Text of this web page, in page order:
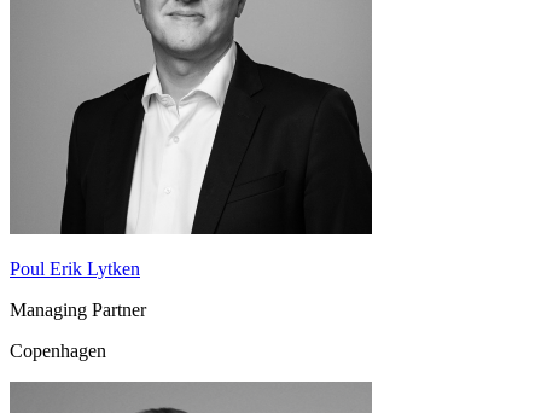
Poul Erik Lytken
Managing Partner
Copenhagen